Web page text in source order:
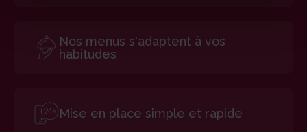
Nos menus s'adaptent à vos
habitudes
Mise en place simple et rapide